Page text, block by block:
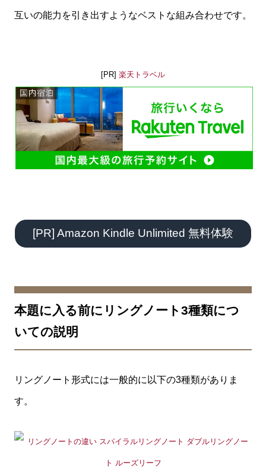
互いの能力を引き出すようなベストな組み合わせです。
[PR] 楽天トラベル
[PR] Amazon Kindle Unlimited 無料体験
本題に入る前にリングノート3種類につ
いての説明
リングノート形式には一般的に以下の3種類がありま
す。